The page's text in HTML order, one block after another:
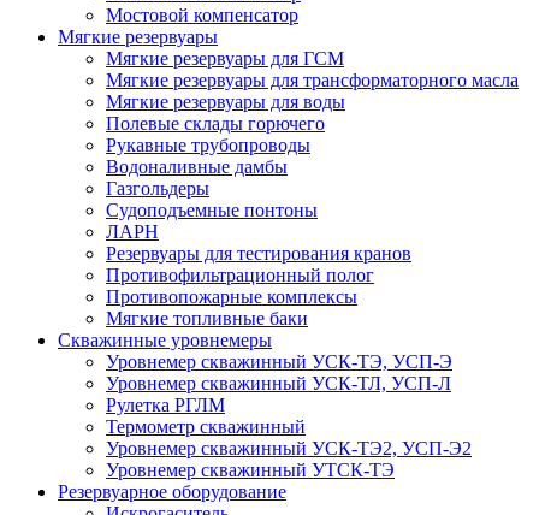
Мостовой компенсатор
Мягкие резервуары
Мягкие резервуары для ГСМ
Мягкие резервуары для трансформаторного масла
Мягкие резервуары для воды
Полевые склады горючего
Рукавные трубопроводы
Водоналивные дамбы
Газгольдеры
Судоподъемные понтоны
ЛАРН
Резервуары для тестирования кранов
Противофильтрационный полог
Противопожарные комплексы
Мягкие топливные баки
Скважинные уровнемеры
Уровнемер скважинный УСК-ТЭ, УСП-Э
Уровнемер скважинный УСК-ТЛ, УСП-Л
Рулетка РГЛМ
Термометр скважинный
Уровнемер скважинный УСК-ТЭ2, УСП-Э2
Уровнемер скважинный УТСК-ТЭ
Резервуарное оборудование